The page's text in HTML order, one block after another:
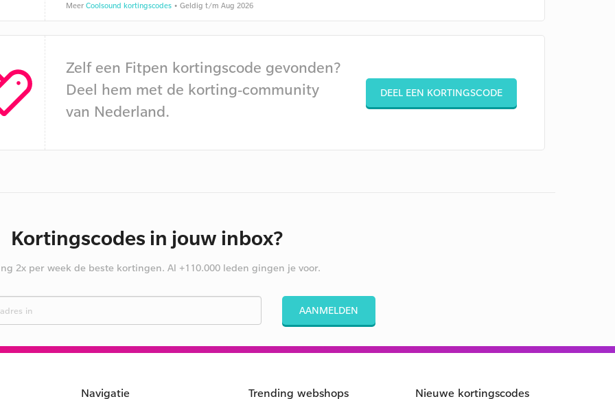
Meer Coolsound kortingscodes• Geldig t/m Aug 2026
Zelf een Fitpen kortingscode gevonden?
Deel hem met de korting-community
van Nederland.
DEEL EEN KORTINGSCODE
Kortingscodes in jouw inbox?
2x per week de beste kortingen. Al +110.000 leden gingen je voor.
AANMELDEN
Navigatie Trending webshops Nieuwe kortingscodes